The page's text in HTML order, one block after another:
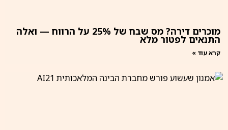
מוכרים דירה? מס שבח של 25% על הרווח — ואלה
התנאים לפטור מלא
קרא עוד »